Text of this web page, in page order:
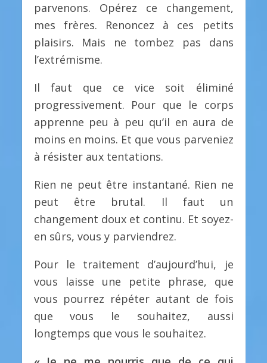
parvenons. Opérez ce changement,
mes frères. Renoncez à ces petits
plaisirs. Mais ne tombez pas dans
l’extrémisme.
Il faut que ce vice soit éliminé
progressivement. Pour que le corps
apprenne peu à peu qu’il en aura de
moins en moins. Et que vous parveniez
à résister aux tentations.
Rien ne peut être instantané. Rien ne
peut être brutal. Il faut un
changement doux et continu. Et soyez-
en sûrs, vous y parviendrez.
Pour le traitement d’aujourd’hui, je
vous laisse une petite phrase, que
vous pourrez répéter autant de fois
que vous le souhaitez, aussi
longtemps que vous le souhaitez.